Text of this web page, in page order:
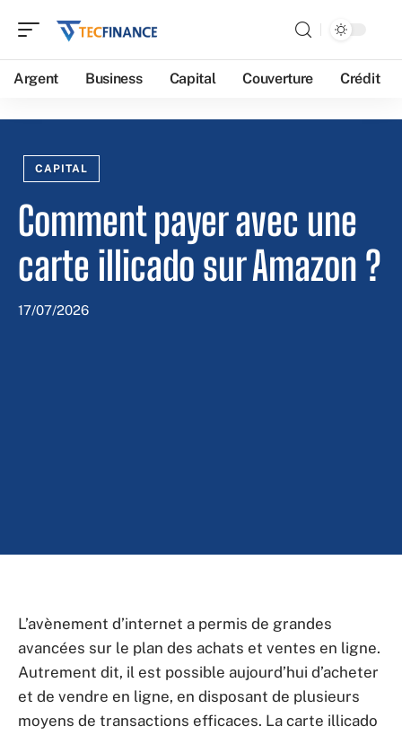
Argent Business Capital Couverture Crédit
CAPITAL
Comment payer avec une
carte illicado sur Amazon ?
17/07/2026
L’avènement d’internet a permis de grandes
avancées sur le plan des achats et ventes en ligne.
Autrement dit, il est possible aujourd’hui d’acheter
et de vendre en ligne, en disposant de plusieurs
moyens de transactions efficaces. La carte illicado